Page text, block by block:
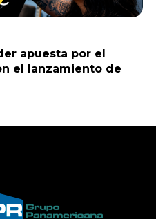
apuesta por el
el lanzamiento de